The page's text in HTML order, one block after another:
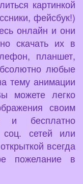
картинкой
фейсбук!)
онлайн и они
скачать их в
планшет,
любые
тему анимации
можете легко
своим
и бесплатно
сетей или
всегда
пожелание в